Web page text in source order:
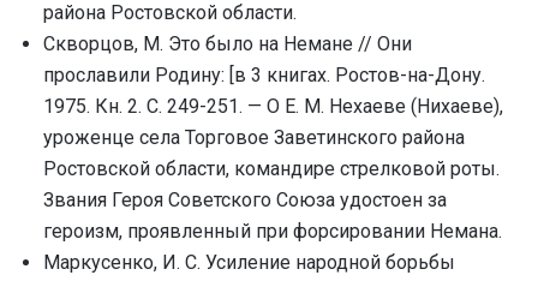
района Ростовской области.
Скворцов, М. Это было на Немане // Они
прославили Родину: [в 3 книгах. Ростов-на-Дону.
1975. Кн. 2. С. 249-251. — О Е. М. Нехаеве (Нихаеве),
уроженце села Торговое Заветинского района
Ростовской области, командире стрелковой роты.
Звания Героя Советского Союза удостоен за
героизм, проявленный при форсировании Немана.
Маркусенко, И. С. Усиление народной борьбы